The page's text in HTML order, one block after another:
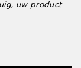
uw product